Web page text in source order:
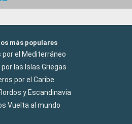
más populares
por el Mediterráneo
las Islas Griegas
por el Caribe
y Escandinavia
Vuelta al mundo